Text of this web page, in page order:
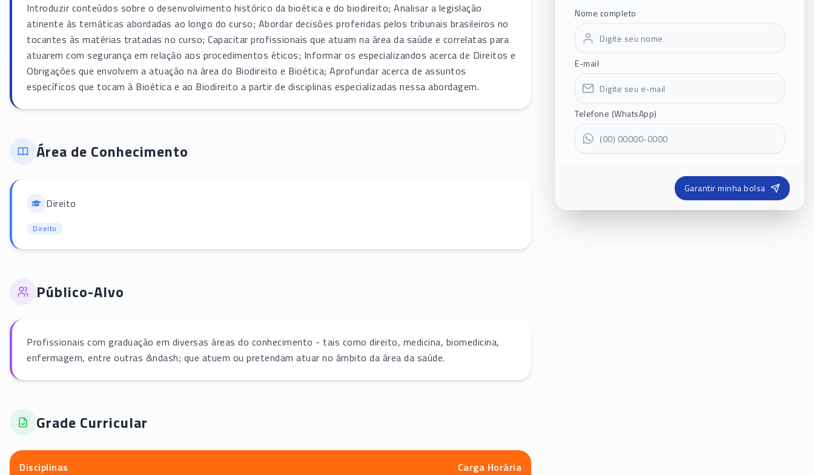
Introduzir conteúdos sobre o desenvolvimento histórico da bioética e do biodireito; Analisar a legislação
atinente às temáticas abordadas ao longo do curso; Abordar decisões proferidas pelos tribunais brasileiros no
tocantes às matérias tratadas no curso; Capacitar profissionais que atuam na área da saúde e correlatas para
atuarem com segurança em relação aos procedimentos éticos; Informar os especializandos acerca de Direitos e
Obrigações que envolvem a atuação na área do Biodireito e Bioética; Aprofundar acerca de assuntos
específicos que tocam à Bioética e ao Biodireito a partir de disciplinas especializadas nessa abordagem.
Área de Conhecimento
Direito
Direito
Público-Alvo
Profissionais com graduação em diversas áreas do conhecimento - tais como direito, medicina, biomedicina,
enfermagem, entre outras &ndash; que atuem ou pretendam atuar no âmbito da área da saúde.
Grade Curricular
Disciplinas Carga Horária
Nome completo
E-mail
Telefone (WhatsApp)
Garantir minha bolsa